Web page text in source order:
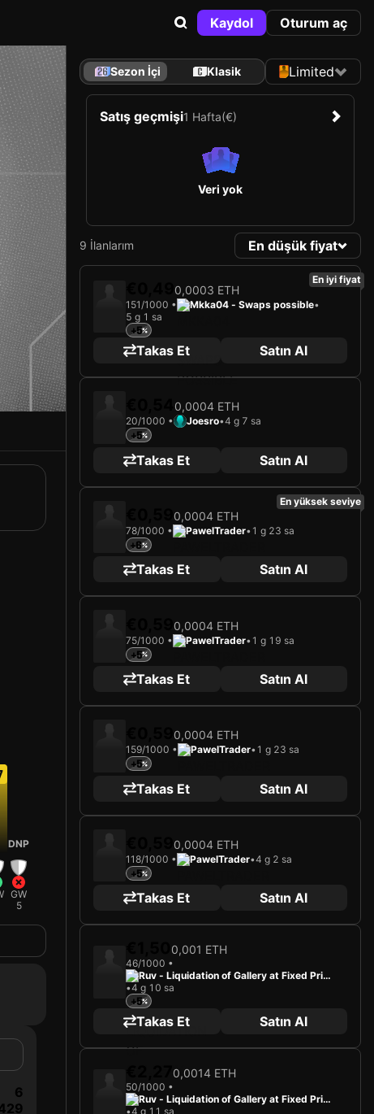
Kaydol Oturum aç
DNP
GW
5
6
Sezon İçi Klasik Limited
Satış geçmişi1 Hafta(€)
Veri yok
9 İlanlarım En düşük fiyat
En iyi fiyat
0,0003 ETH
151/1000 • Mkka04 - Swaps possible•
5 g 1 sa
+5
Takas Et Satın Al
0,0004 ETH
20/1000 • Joesro•4 g 7 sa
+5
Takas Et Satın Al
En yüksek seviye
0,0004 ETH
78/1000 • PawelTrader• 1 g 23 sa
+6
Takas Et Satın Al
0,0004 ETH
75/1000 • PawelTrader• 1 g 19 sa
+5
Takas Et Satın Al
0,0004 ETH
159/1000 • PawelTrader• 1 g 23 sa
+5
Takas Et Satın Al
0,0004 ETH
118/1000 • PawelTrader•4 g 2 sa
+5
Takas Et Satın Al
0,001 ETH
46/1000 •
Ruv - Liquidation of Gallery at Fixed Price
s
•4 g 10 sa
+5
Takas Et Satın Al
0,0014 ETH
50/1000 •
Ruv - Liquidation of Gallery at Fixed Price
•4 g 11 sa